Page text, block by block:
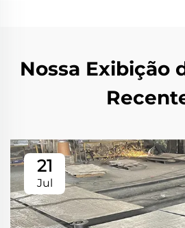
Nossa Exibição
21
Jul